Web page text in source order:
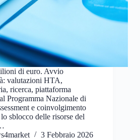
di euro. Avvio
valutazioni HTA,
ricerca, piattaforma
Programma Nazionale di
e coinvolgimento
sblocco delle risorse del
3 Febbraio 2026